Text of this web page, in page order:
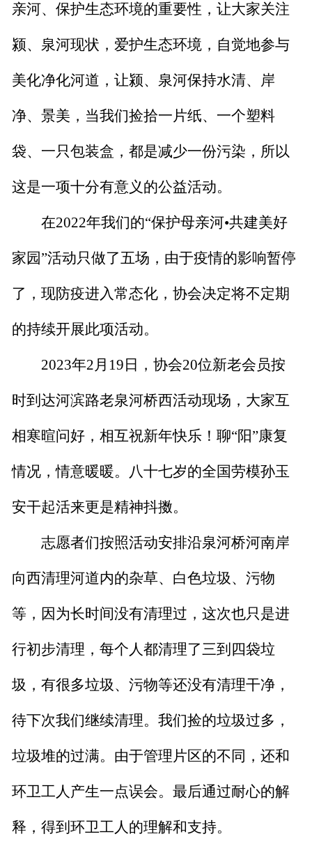
亲河、保护生态环境的重要性，让大家关注
颍、 泉河现状，爱护生态环境，自觉地参与
美化净化河道，让颍、 泉河保持水清、岸
净、景美 ，当我们捡拾一片纸、一个塑料
袋、一只包装盒，都是减少一份污染，所以
这是一项十分有意义的公益活动。
在2022年我们的“保护母亲河•共建美好
家园”活动只做了五场，由于疫情的影响暂停
了 ， 现防疫进入常态化， 协会决定将不定期
的持续开展此项活动。
2023年2月19日 ，协会20位新老会员按
时到达河滨路老泉河桥西活动现场，大家互
相寒暄问好，相互祝新年快乐！聊“阳”康复
情况，情意暖暖。八十七岁的全国劳模孙玉
安干起活来更是精神抖擞。
志愿者们按照活动安排沿泉河桥河南岸
向西清理河道内的杂草、白色垃圾、污物
等 ，因为长时间没有清理过，这次也只是进
行初步清理 ，每个人都清理了三到四袋垃
圾 ，有很多垃圾、污物等还没有清理干净，
待下次我们继续清理。我们捡的垃圾过多，
垃圾堆的过满。由于管理片区的不同，还和
环卫工人产生一点误会。最后通过耐心的解
释，得到环卫工人的理解和支持。